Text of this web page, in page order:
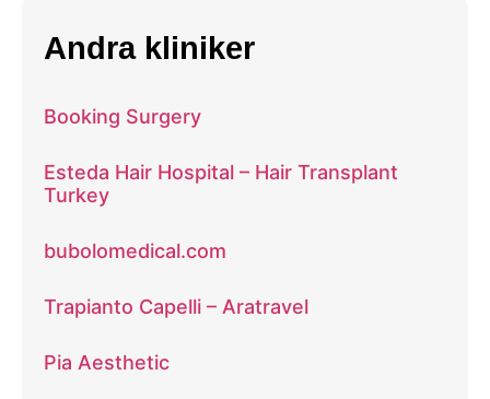
Andra kliniker
Booking Surgery
Esteda Hair Hospital – Hair Transplant
Turkey
bubolomedical.com
Trapianto Capelli – Aratravel
Pia Aesthetic